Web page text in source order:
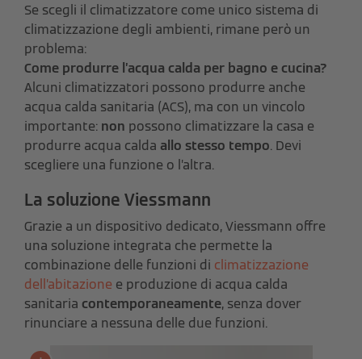
Se scegli il climatizzatore come unico sistema di
climatizzazione degli ambienti, rimane però un
problema:
Come produrre l’acqua calda per bagno e cucina?
Alcuni climatizzatori possono produrre anche
acqua calda sanitaria (ACS), ma con un vincolo
importante: non possono climatizzare la casa e
produrre acqua calda allo stesso tempo. Devi
scegliere una funzione o l’altra.
La soluzione Viessmann
Grazie a un dispositivo dedicato, Viessmann offre
una soluzione integrata che permette la
combinazione delle funzioni di climatizzazione
dell’abitazione e produzione di acqua calda
sanitaria contemporaneamente, senza dover
rinunciare a nessuna delle due funzioni.